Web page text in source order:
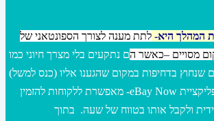
המהלך היא- לתת מענה לצורך הספונטאני של
מסויים –כאשר הם נתקעים בלי מצרך חיוני כמו
בדחיפות במקום שהגענו אליו (כנס למשל)
ודורש פתרון מיידי. אפליקציית eBay Now- מאפשרת ללקוחות להזמין
ולקבל אותו בטווח של שעה. בתוך